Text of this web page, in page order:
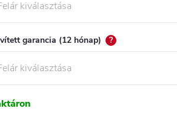
garancia (12 hónap) ?